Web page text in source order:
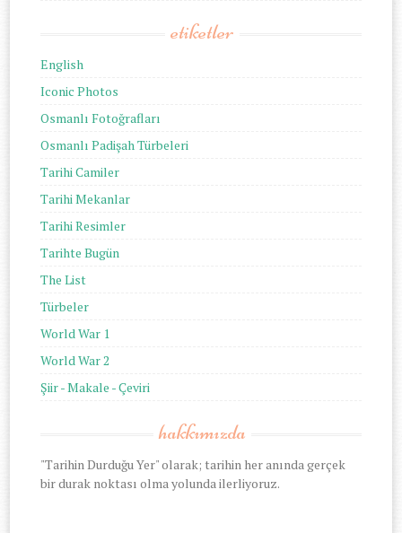
etiketler
English
Iconic Photos
Osmanlı Fotoğrafları
Osmanlı Padişah Türbeleri
Tarihi Camiler
Tarihi Mekanlar
Tarihi Resimler
Tarihte Bugün
The List
Türbeler
World War 1
World War 2
Şiir - Makale - Çeviri
hakkımızda
"Tarihin Durduğu Yer" olarak; tarihin her anında gerçek
bir durak noktası olma yolunda ilerliyoruz.